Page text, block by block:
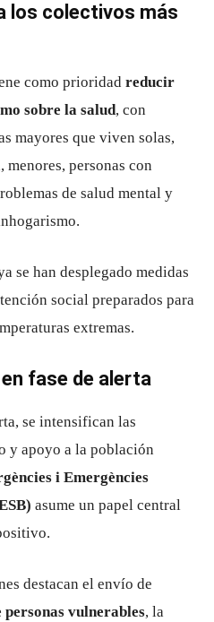
los colectivos más
como prioridad reducir
sobre la salud, con
mayores que viven solas,
menores, personas con
de salud mental y
se han desplegado medidas
social preparados para
extremas.
fase de alerta
se intensifican las
y apoyo a la población
i Emergències
asume un papel central
destacan el envío de
personas vulnerables, la